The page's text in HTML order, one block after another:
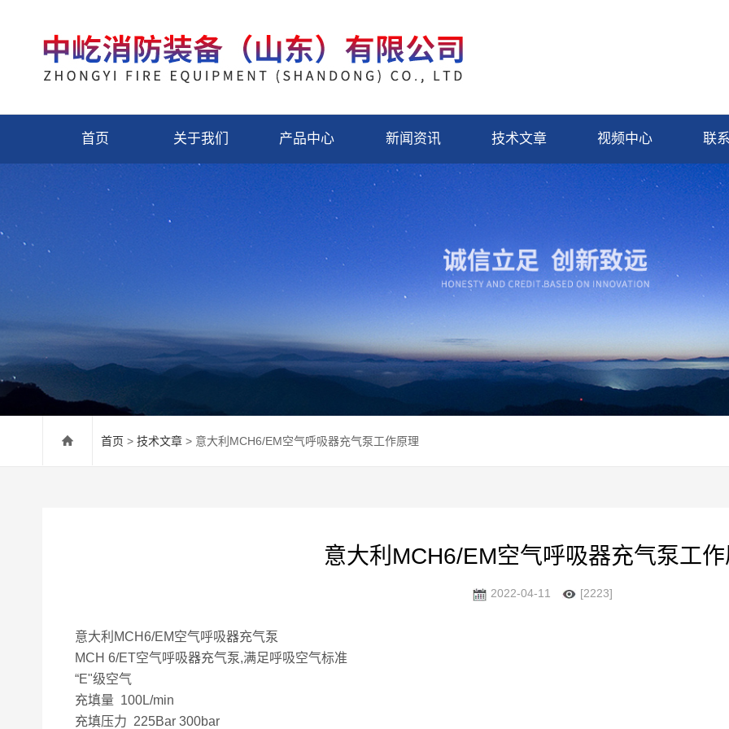
首页 关于我们 产品中心 新闻资讯 技术文章 视频中心 联
首页 > 技术文章 > 意大利MCH6/EM空气呼吸器充气泵工作原理
意大利MCH6/EM空气呼吸器充气泵工
2022-04-11 [2223]
意大利MCH6/EM空气呼吸器充气泵
MCH 6/ET空气呼吸器充气泵,满足呼吸空气标准
“E"级空气
充填量 100L/min
充填压力 225Bar 300bar